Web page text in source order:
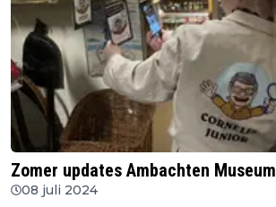
Zomer updates Ambachten Museum
08 juli 2024